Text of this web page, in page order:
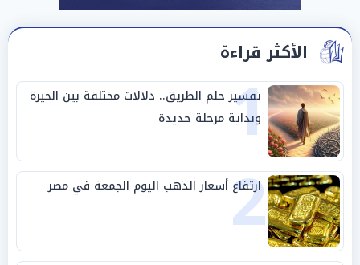
الأكثر قراءة
1
تفسير حلم الطريق.. دلالات مختلفة بين الحيرة
وبداية مرحلة جديدة
2
ارتفاع أسعار الذهب اليوم الجمعة في مصر